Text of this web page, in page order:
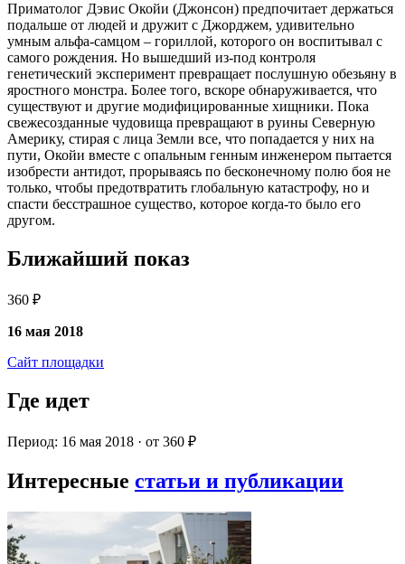
Приматолог Дэвис Окойи (Джонсон) предпочитает держаться
подальше от людей и дружит с Джорджем, удивительно
умным альфа-самцом – гориллой, которого он воспитывал с
самого рождения. Но вышедший из-под контроля
генетический эксперимент превращает послушную обезьяну в
яростного монстра. Более того, вскоре обнаруживается, что
существуют и другие модифицированные хищники. Пока
свежесозданные чудовища превращают в руины Северную
Америку, стирая с лица Земли все, что попадается у них на
пути, Окойи вместе с опальным генным инженером пытается
изобрести антидот, прорываясь по бесконечному полю боя не
только, чтобы предотвратить глобальную катастрофу, но и
спасти бесстрашное существо, которое когда-то было его
другом.
Ближайший показ
360 ₽
16 мая 2018
Сайт площадки
Где идет
Период: 16 мая 2018 · от 360 ₽
Интересные статьи и публикации